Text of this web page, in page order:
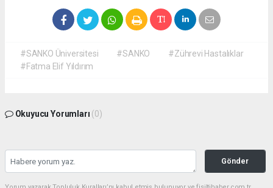
#SANKO Üniversitesi #SANKO
#Zührevi Hastalıklar
#Fatma Elif Yıldırım
Okuyucu Yorumları (0)
Gönder